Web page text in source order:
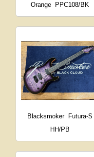
Orange PPC108/BK
Blacksmoker
Futura-S
HH/PB